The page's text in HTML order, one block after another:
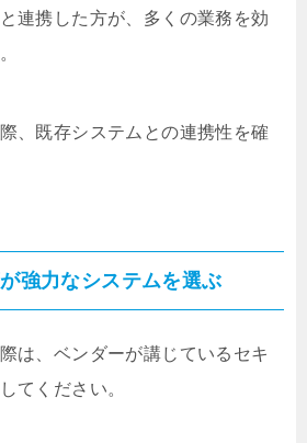
連携した方が、多くの業務を効
、既存システムとの連携性を確
強力なシステムを選ぶ
は、ベンダーが講じているセキ
てください。